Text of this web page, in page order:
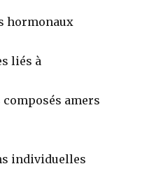
hormonaux
liés à
amers
individuelles